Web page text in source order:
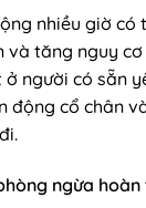
nhiều giờ có
và tăng nguy
người có sẵn
động cổ chân
ngừa